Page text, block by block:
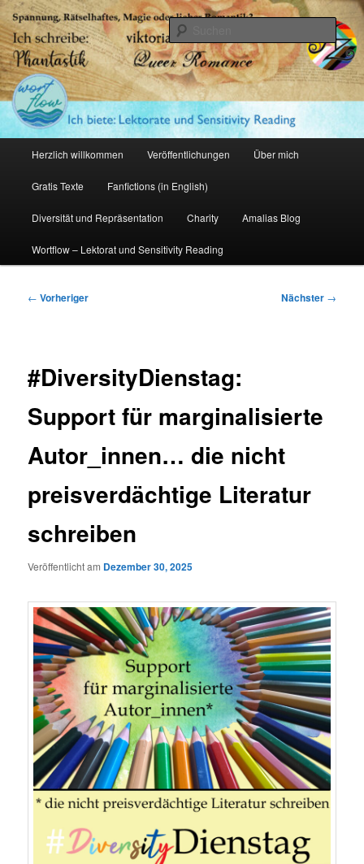
Zum
primären
Inhalt
springenAmalia Zeichnerin
Herzlich willkommen Veröffentlichungen Über mich
Gratis Texte Fanfictions (in English)
Diversität und Repräsentation Charity Amalias Blog
Wortflow – Lektorat und Sensitivity Reading
Beitragsnavigation
← Vorheriger Nächster →
#DiversityDienstag:
Support für marginalisierte
Autor_innen… die nicht
preisverdächtige Literatur
schreiben
Veröffentlicht am Dezember 30, 2025